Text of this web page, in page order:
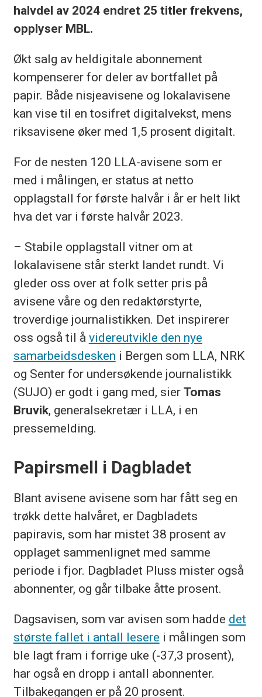
halvdel av 2024 endret 25 titler frekvens,
opplyser MBL.
Økt salg av heldigitale abonnement
kompenserer for deler av bortfallet på
papir. Både nisjeavisene og lokalavisene
kan vise til en tosifret digitalvekst, mens
riksavisene øker med 1,5 prosent digitalt.
For de nesten 120 LLA-avisene som er
med i målingen, er status at netto
opplagstall for første halvår i år er helt likt
hva det var i første halvår 2023.
– Stabile opplagstall vitner om at
lokalavisene står sterkt landet rundt. Vi
gleder oss over at folk setter pris på
avisene våre og den redaktørstyrte,
troverdige journalistikken. Det inspirerer
oss også til å videreutvikle den nye
samarbeidsdesken i Bergen som LLA, NRK
og Senter for undersøkende journalistikk
(SUJO) er godt i gang med, sier Tomas
Bruvik, generalsekretær i LLA, i en
pressemelding.
Papirsmell i Dagbladet
Blant avisene avisene som har fått seg en
trøkk dette halvåret, er Dagbladets
papiravis, som har mistet 38 prosent av
opplaget sammenlignet med samme
periode i fjor. Dagbladet Pluss mister også
abonnenter, og går tilbake åtte prosent.
Dagsavisen, som var avisen som hadde det
største fallet i antall lesere i målingen som
ble lagt fram i forrige uke (-37,3 prosent),
har også en dropp i antall abonnenter.
Tilbakegangen er på 20 prosent.